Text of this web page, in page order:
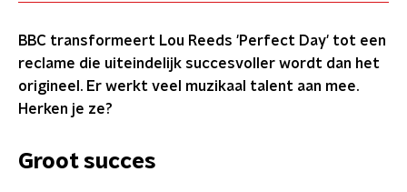
BBC transformeert Lou Reeds 'Perfect Day' tot een
reclame die uiteindelijk succesvoller wordt dan het
origineel. Er werkt veel muzikaal talent aan mee.
Herken je ze?
Groot succes